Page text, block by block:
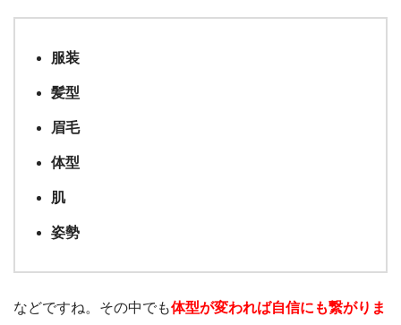
服装
髪型
眉毛
体型
肌
姿勢
などですね。その中でも体型が変われば自信にも繋がりま